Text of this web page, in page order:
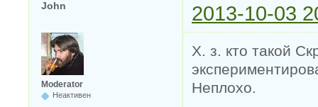
John 2013-10-03
Moderator
Неактивен
Х. з. кто такой
Неплохо.